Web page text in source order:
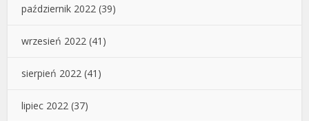
październik 2022 (39)
wrzesień 2022 (41)
sierpień 2022 (41)
lipiec 2022 (37)